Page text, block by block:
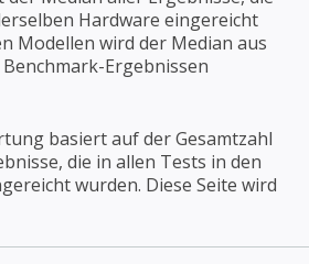
Hardware eingereicht
Modellen wird der Median aus
Ergebnissen
basiert auf der Gesamtzahl
die in allen Tests in den
wurden. Diese Seite wird